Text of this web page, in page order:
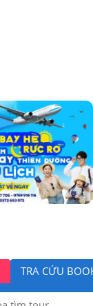
TRA CỨU